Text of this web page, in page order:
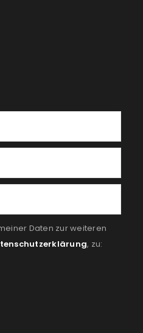
Adresse*
durch WP Captcha
Angemeldet bleiben
Daten zur weiteren
, zu: